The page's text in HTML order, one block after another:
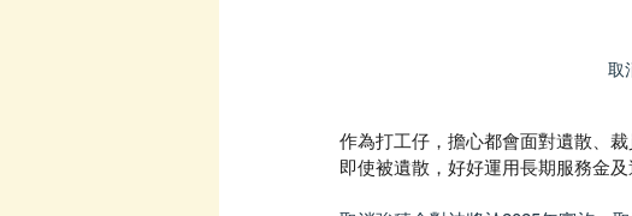
取
作為打工仔，擔心都會面對遺散、
即使被遺散，好好運用長期服務金